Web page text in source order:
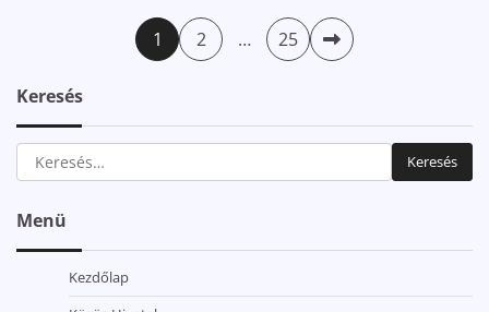
Bejegyzések
1 2 … 25
Keresés
Keresés:
Menü
Kezdőlap